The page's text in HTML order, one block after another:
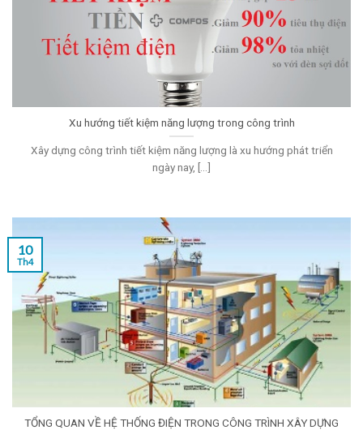
Xu hướng tiết kiệm năng lượng trong công trình
Xây dựng công trình tiết kiệm năng lượng là xu hướng phát triển
ngày nay, [...]
TỔNG QUAN VỀ HỆ THỐNG ĐIỆN TRONG CÔNG TRÌNH XÂY DỰNG
10
Th4